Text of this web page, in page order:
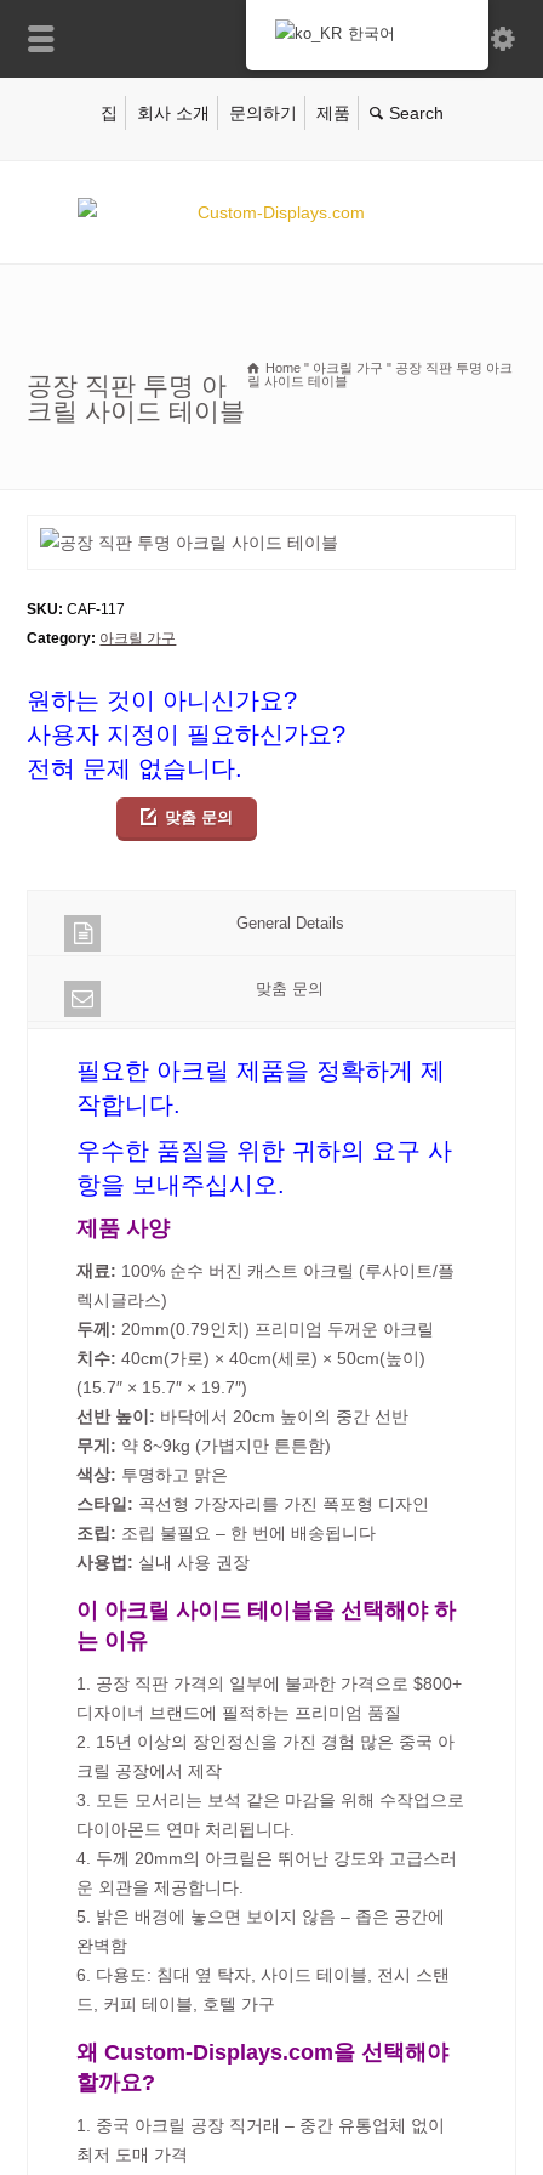
집 회사 소개 문의하기 제품
공장 직판 투명 아
크릴 사이드 테이블
Home " 아크릴 가구 " 공장 직판 투명 아크
릴 사이드 테이블
SKU: CAF-117
Category: 아크릴 가구
원하는 것이 아니신가요?
사용자 지정이 필요하신가요?
전혀 문제 없습니다.
맞춤 문의
General Details
맞춤 문의
필요한 아크릴 제품을 정확하게 제
작합니다.
우수한 품질을 위한 귀하의 요구 사
항을 보내주십시오.
제품 사양
재료: 100% 순수 버진 캐스트 아크릴 (루사이트/플
렉시글라스)
두께: 20mm(0.79인치) 프리미엄 두꺼운 아크릴
치수: 40cm(가로) × 40cm(세로) × 50cm(높이)
(15.7″ × 15.7″ × 19.7″)
선반 높이: 바닥에서 20cm 높이의 중간 선반
무게: 약 8~9kg (가볍지만 튼튼함)
색상: 투명하고 맑은
스타일: 곡선형 가장자리를 가진 폭포형 디자인
조립: 조립 불필요 – 한 번에 배송됩니다
사용법: 실내 사용 권장
이 아크릴 사이드 테이블을 선택해야 하
는 이유
1. 공장 직판 가격의 일부에 불과한 가격으로 $800+
디자이너 브랜드에 필적하는 프리미엄 품질
2. 15년 이상의 장인정신을 가진 경험 많은 중국 아
크릴 공장에서 제작
3. 모든 모서리는 보석 같은 마감을 위해 수작업으로
다이아몬드 연마 처리됩니다.
4. 두께 20mm의 아크릴은 뛰어난 강도와 고급스러
운 외관을 제공합니다.
5. 밝은 배경에 놓으면 보이지 않음 – 좁은 공간에
완벽함
6. 다용도: 침대 옆 탁자, 사이드 테이블, 전시 스탠
드, 커피 테이블, 호텔 가구
왜 Custom-Displays.com을 선택해야
할까요?
1. 중국 아크릴 공장 직거래 – 중간 유통업체 없이
최저 도매 가격
한국어